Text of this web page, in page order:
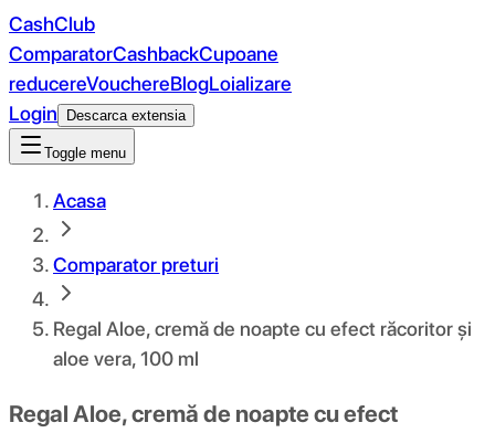
CashClub
ComparatorCashbackCupoane
reducereVouchereBlogLoializare
Login
Descarca extensia
Toggle menu
Acasa
Comparator preturi
Regal Aloe, cremă de noapte cu efect răcoritor și
aloe vera, 100 ml
Regal Aloe, cremă de noapte cu efect